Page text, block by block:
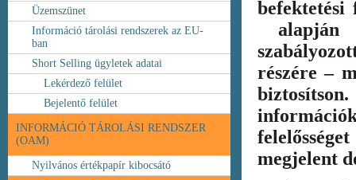
Üzemszünet
Információ tárolási rendszerek az EU-
ban
Short Selling ügyletek adatai
Lekérdező felület
Bejelentő felület
INFORMÁCIÓ TÁROLÁSI RENDSZER
(OAM)
Nyilvános értékpapír kibocsátó
alapján
részére –
megjelent